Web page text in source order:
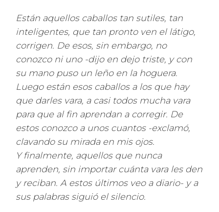
Están aquellos caballos tan sutiles, tan
inteligentes, que tan pronto ven el látigo,
corrigen. De esos, sin embargo, no
conozco ni uno -dijo en dejo triste, y con
su mano puso un leño en la hoguera.
Luego están esos caballos a los que hay
que darles vara, a casi todos mucha vara
para que al fin aprendan a corregir. De
estos conozco a unos cuantos -exclamó,
clavando su mirada en mis ojos.
Y finalmente, aquellos que nunca
aprenden, sin importar cuánta vara les den
y reciban. A estos últimos veo a diario- y a
sus palabras siguió el silencio.